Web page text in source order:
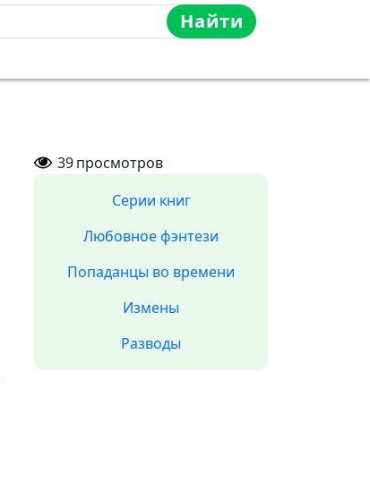
Найти
39просмотров
Серии книг
Любовное фэнтези
Попаданцы во времени
Измены
Разводы